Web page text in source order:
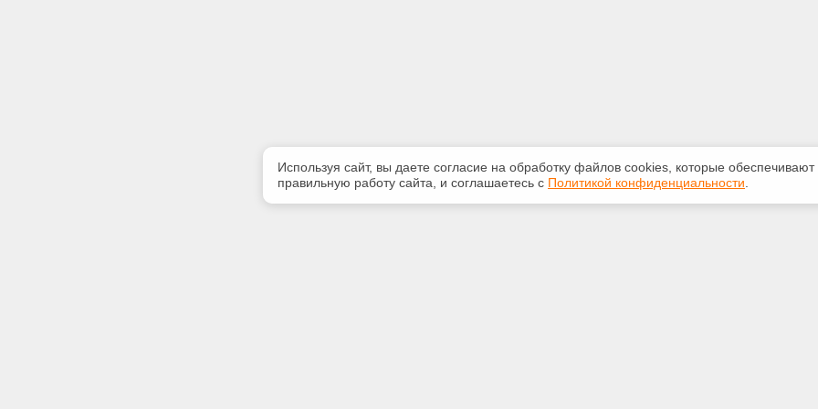
Используя сайт, вы даете согласие на обработку файлов сооkiеs, которые обеспечивают
правильную работу сайта, и соглашаетесь с Политикой конфиденциальности